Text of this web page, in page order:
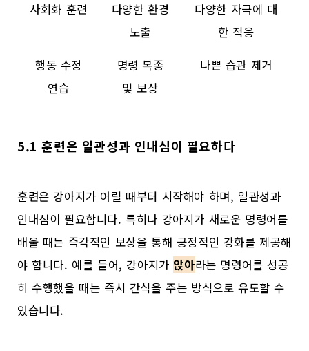
사회화 훈련
다양한 환경
노출
다양한 자극에 대
한 적응
행동 수정
연습
명령 복종
및 보상
나쁜 습관 제거
5.1 훈련은 일관성과 인내심이 필요하다
훈련은 강아지가 어릴 때부터 시작해야 하며, 일관성과
인내심이 필요합니다. 특히나 강아지가 새로운 명령어를
배울 때는 즉각적인 보상을 통해 긍정적인 강화를 제공해
야 합니다. 예를 들어, 강아지가 앉아라는 명령어를 성공
히 수행했을 때는 즉시 간식을 주는 방식으로 유도할 수
있습니다.